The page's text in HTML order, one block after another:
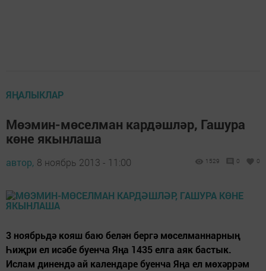
ЯҢАЛЫКЛАР
Мөэмин-мөселман кардәшләр, Гашура
көне якынлаша
автор, 8 ноябрь 2013 - 11:00 1529 0 0
3 ноябрьдә кояш баю белән бергә мөсел­маннарның
Һиҗри ел исәбе буенча Яңа 1435 елга аяк бастык.
Ислам динендә ай календаре буенча Яңа ел мөхәррәм